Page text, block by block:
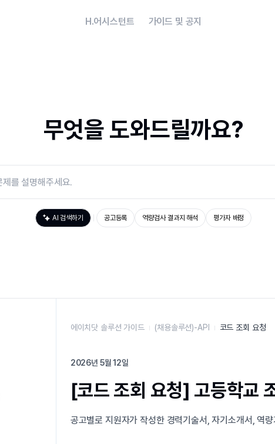
H.어시스턴트 가이드 및 공지
무엇을 도와드릴까요?
AI 검색하기 공고등록 역량검사 결과지 해석 평가자 배정
에이치닷 솔루션 가이드 (채용솔루션)-API 코드 조회 요청
2026년 5월 12일
[코드 조회 요청] 고등학교
공고별로 지원자가 작성한 경력기술서, 자기소개서, 역